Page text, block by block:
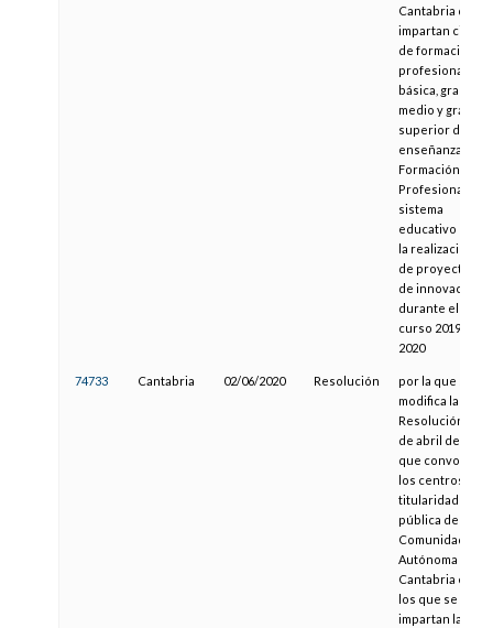
Cantabria que
impartan ciclos
de formación
profesional
básica, grado
medio y grado
superior de las
enseñanzas de
Formación
Profesional del
sistema
educativo para
la realización
de proyectos
de innovación
durante el
curso 2019-
2020
74733 Cantabria 02/06/2020 Resolución
por la que se
modifica la
Resolución de 5
de abril de 2019,
que convoca a
los centros de
titularidad
pública de la
Comunidad
Autónoma de
Cantabria en
los que se
impartan las